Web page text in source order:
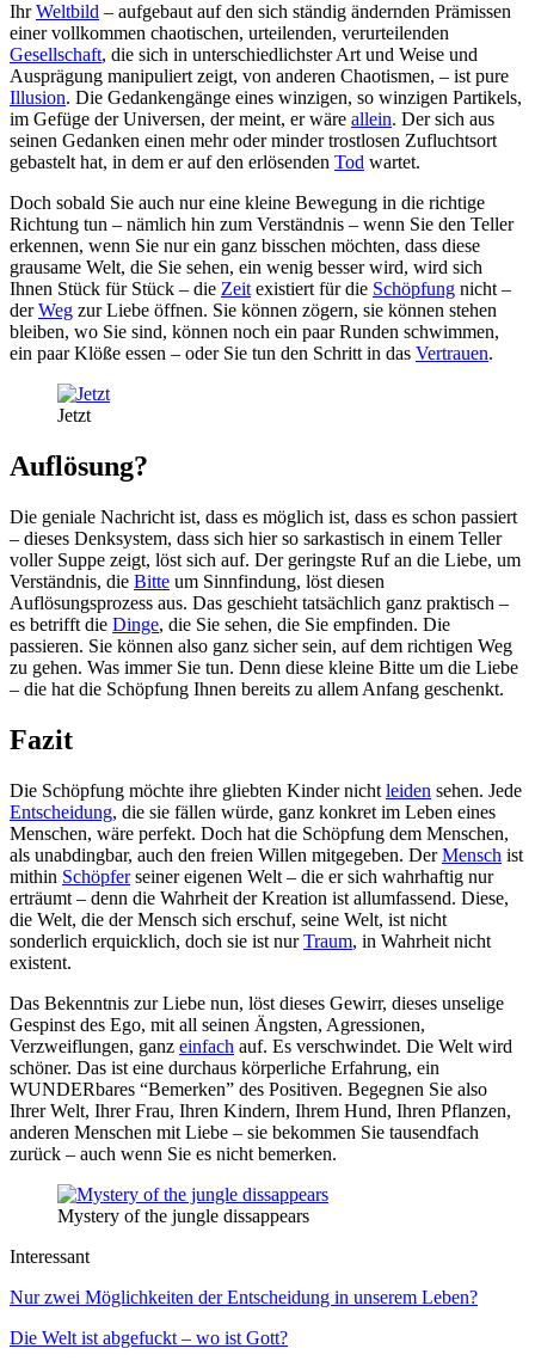
IhrWeltbild – aufgebaut auf den sich ständig ändernden Prämissen
einer vollkommen chaotischen, urteilenden, verurteilenden
Gesellschaft, die sich in unterschiedlichster Art und Weise und
Ausprägung manipuliert zeigt, von anderen Chaotismen, – ist pure
Illusion. Die Gedankengänge eines winzigen, so winzigen Partikels,
im Gefüge der Universen, der meint, er wäre allein. Der sich aus
seinen Gedanken einen mehr oder minder trostlosen Zufluchtsort
gebastelt hat, in dem er auf den erlösenden Tod wartet.
Doch sobald Sie auch nur eine kleine Bewegung in die richtige
Richtung tun – nämlich hin zum Verständnis – wenn Sie den Teller
erkennen, wenn Sie nur ein ganz bisschen möchten, dass diese
grausame Welt, die Sie sehen, ein wenig besser wird, wird sich
Ihnen Stück für Stück – die Zeit existiert für die Schöpfung nicht –
derWeg zur Liebe öffnen. Sie können zögern, sie können stehen
bleiben, wo Sie sind, können noch ein paar Runden schwimmen,
ein paar Klöße essen – oder Sie tun den Schritt in das Vertrauen.
Jetzt
Auflösung?
Die geniale Nachricht ist, dass es möglich ist, dass es schon passiert
– dieses Denksystem, dass sich hier so sarkastisch in einem Teller
voller Suppe zeigt, löst sich auf. Der geringste Ruf an die Liebe, um
Verständnis, die Bitte um Sinnfindung, löst diesen
Auflösungsprozess aus. Das geschieht tatsächlich ganz praktisch –
es betrifft die Dinge, die Sie sehen, die Sie empfinden. Die
passieren. Sie können also ganz sicher sein, auf dem richtigen Weg
zu gehen. Was immer Sie tun. Denn diese kleine Bitte um die Liebe
– die hat die Schöpfung Ihnen bereits zu allem Anfang geschenkt.
Fazit
Die Schöpfung möchte ihre gliebten Kinder nicht leiden sehen. Jede
Entscheidung, die sie fällen würde, ganz konkret im Leben eines
Menschen, wäre perfekt. Doch hat die Schöpfung dem Menschen,
als unabdingbar, auch den freien Willen mitgegeben. DerMensch ist
mithin Schöpferseiner eigenen Welt – die er sich wahrhaftig nur
erträumt – denn die Wahrheit der Kreation ist allumfassend. Diese,
die Welt, die der Mensch sich erschuf, seine Welt, ist nicht
sonderlich erquicklich, doch sie ist nurTraum, in Wahrheit nicht
existent.
Das Bekenntnis zur Liebe nun, löst dieses Gewirr, dieses unselige
Gespinst des Ego, mit all seinen Ängsten, Agressionen,
Verzweiflungen, ganz einfach auf. Es verschwindet. Die Welt wird
schöner. Das ist eine durchaus körperliche Erfahrung, ein
WUNDERbares “Bemerken” des Positiven. Begegnen Sie also
Ihrer Welt, Ihrer Frau, Ihren Kindern, Ihrem Hund, Ihren Pflanzen,
anderen Menschen mit Liebe – sie bekommen Sie tausendfach
zurück – auch wenn Sie es nicht bemerken.
Mystery of the jungle dissappears
Interessant
Nur zwei Möglichkeiten der Entscheidung in unserem Leben?
Die Welt ist abgefuckt – wo ist Gott?